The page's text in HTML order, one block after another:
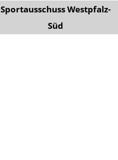
Sportausschuss Westpfalz-
Süd